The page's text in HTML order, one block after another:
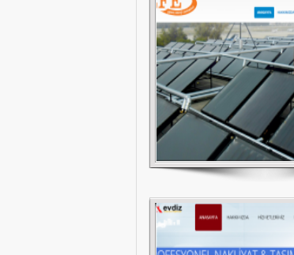
Evdiz Evden Eve Nakliyat